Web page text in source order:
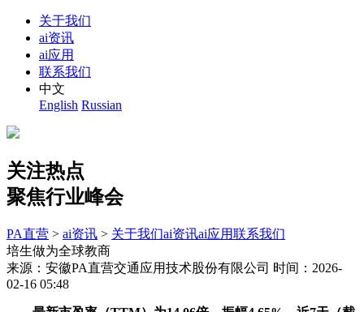
关于我们
ai资讯
ai应用
联系我们
中文
English Russian
关注热点
聚焦行业峰会
PA直营 > ai资讯 > 关于我们ai资讯ai应用联系我们
培生做为全球教商
来源：安徽PA直营交通应用技术股份有限公司 时间：2026-
02-16 05:48